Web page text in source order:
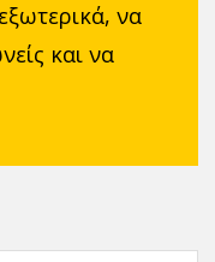
να
και να